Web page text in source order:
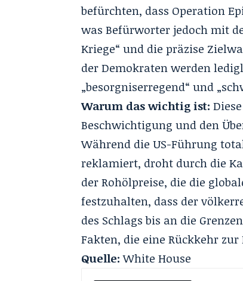
befürchten, dass Operation
was Befürworter jedoch mit
Kriege“ und die präzise
der Demokraten werden
„besorgniserregend“ und
Warum das wichtig ist:
Beschwichtigung und den
Während die US-Führung
reklamiert, droht durch die
der Rohölpreise, die die
festzuhalten, dass der
des Schlags bis an die
Fakten, die eine Rückkehr
Quelle: White House